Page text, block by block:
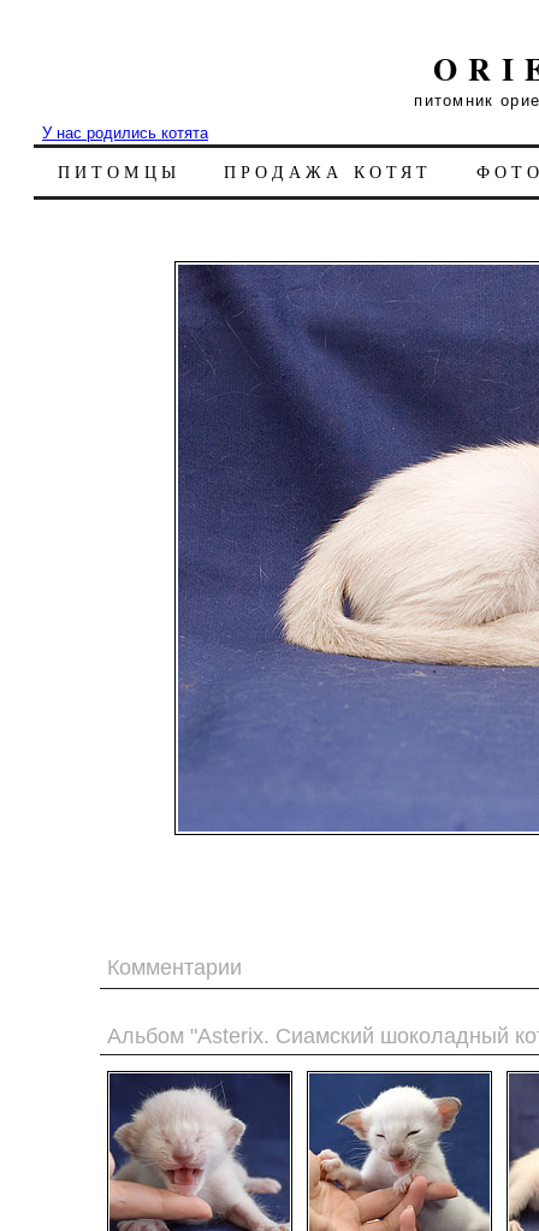
питомник
У нас родились котята
ПИТОМЦЫ ПРОДАЖА КОТЯТ
Комментарии
Альбом "Asterix. Сиамский шоколадный